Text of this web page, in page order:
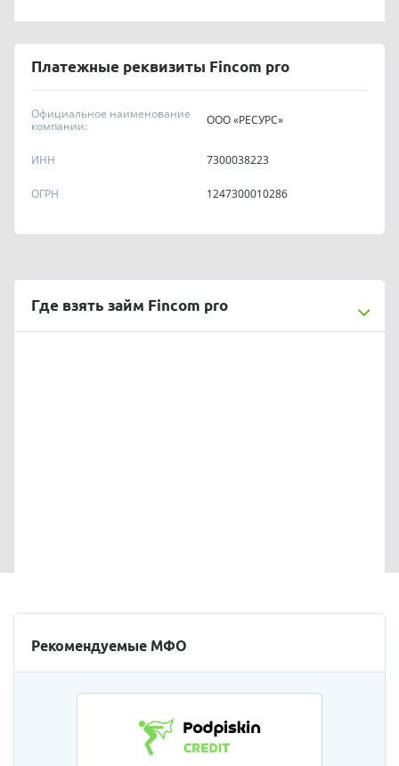
Платежные реквизиты Fincom pro
Официальное наименование
компании:
ООО «РЕСУРС»
ИНН 7300038223
ОГРН 1247300010286
Где взять займ Fincom pro
Рекомендуемые МФО